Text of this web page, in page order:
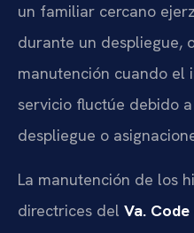
un familiar cercano
durante un despliegue,
manutención cuando el
servicio fluctúe debido
despliegue o
La manutención de los
directrices del Va.